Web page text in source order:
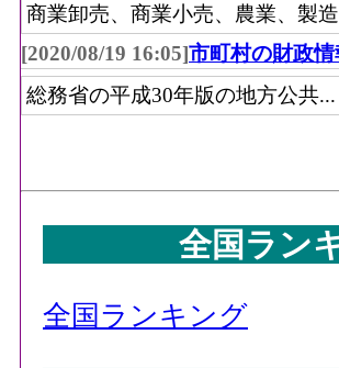
商業卸売、商業小売、農業、製
[2020/08/19 16:05]市町村の財政
総務省の平成30年版の地方公共...
全国ラン
全国ランキング